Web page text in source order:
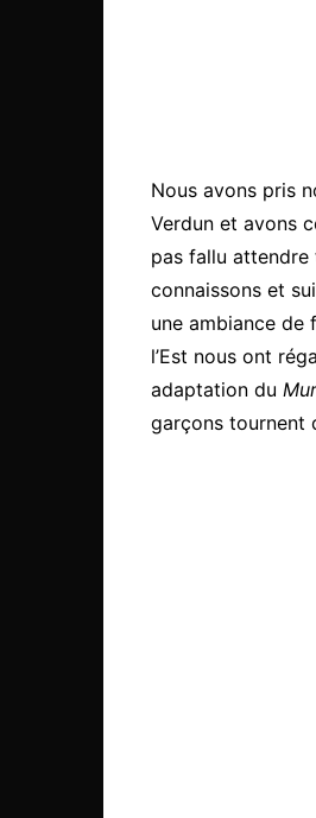
Nous avons pris
Verdun et avons
pas fallu
connaissons et
une ambiance de
l’Est nous ont
adaptation du Mur
garçons tournent